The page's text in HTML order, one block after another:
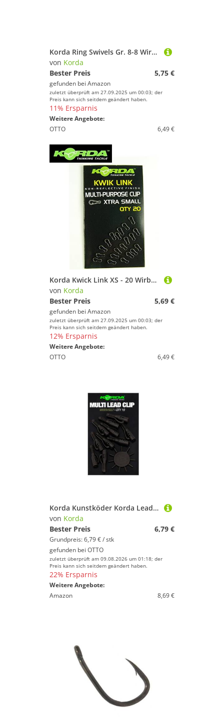
Korda Ring Swivels Gr. 8-8 Wirbel Für Karpfenmontagen, Karpfenrigs & Karpfenvorfächer, Karpfenwirbel, Angelwirbel
von Korda
Bester Preis
5,75 €
gefunden bei Amazon
zuletzt überprüft am 27.09.2025 um 00:03; der
Preis kann sich seitdem geändert haben.
11% Ersparnis
Weitere Angebote:
OTTO
6,49 €
Korda Kwick Link XS - 20 Wirbel zum Karpfenangeln, Einhänger für Karpfenblei, Angelwirbel für Karpfen, Karpfenwirbel
von Korda
Bester Preis
5,69 €
gefunden bei Amazon
zuletzt überprüft am 27.09.2025 um 00:03; der
Preis kann sich seitdem geändert haben.
12% Ersparnis
Weitere Angebote:
OTTO
6,49 €
Korda Kunstköder Korda Lead Clip Pin - 10 Leadclips
von Korda
Bester Preis
6,79 €
Grundpreis: 6,79 € / stk
gefunden bei OTTO
zuletzt überprüft am 09.08.2026 um 01:18; der
Preis kann sich seitdem geändert haben.
22% Ersparnis
Weitere Angebote:
Amazon
8,69 €